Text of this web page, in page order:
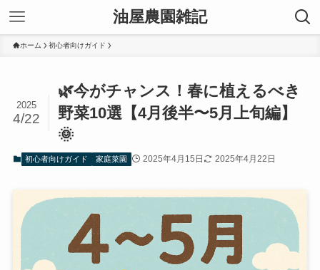
油屋農園雑記
ホーム 初心者向けガイド
🌿今がチャンス！春に植えるべき
野菜10選【4月後半〜5月上旬編】
🌞
2025
4/22
初心者向けガイド 家庭菜園 2025年4月15日 2025年4月22日